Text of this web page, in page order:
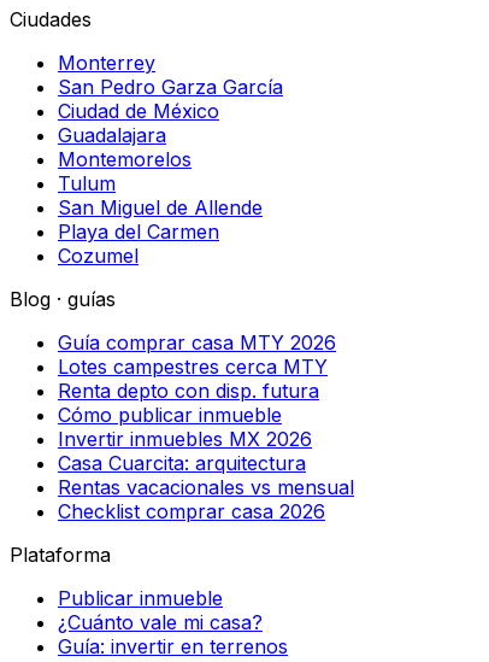
Ciudades
Monterrey
San Pedro Garza García
Ciudad de México
Guadalajara
Montemorelos
Tulum
San Miguel de Allende
Playa del Carmen
Cozumel
Blog · guías
Guía comprar casa MTY 2026
Lotes campestres cerca MTY
Renta depto con disp. futura
Cómo publicar inmueble
Invertir inmuebles MX 2026
Casa Cuarcita: arquitectura
Rentas vacacionales vs mensual
Checklist comprar casa 2026
Plataforma
Publicar inmueble
¿Cuánto vale mi casa?
Guía: invertir en terrenos